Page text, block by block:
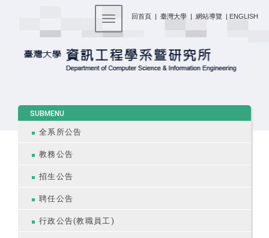
回首頁 | 臺灣大學 | 網站導覽 | ENGLISH
Toggle navigation
SUBMENU
全系所公告
教務公告
招生公告
聘任公告
行政公告(教職員工)